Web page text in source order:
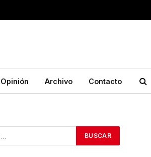
Opinión Archivo Contacto